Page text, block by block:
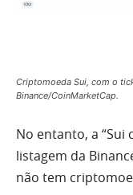
Criptomoeda Sui, com o
Binance/CoinMarketCap.
No entanto, a “Sui
listagem da
não tem